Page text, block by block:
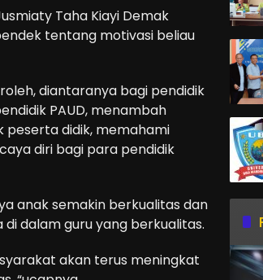
Taha Kiayi Demak
tentang motivasi beliau
diantaranya bagi pendidik
PAUD, menambah
peserta didik, memahami
diri bagi para pendidik
anak semakin berkualitas dan
dalam guru yang berkualitas.
akan terus meningkat